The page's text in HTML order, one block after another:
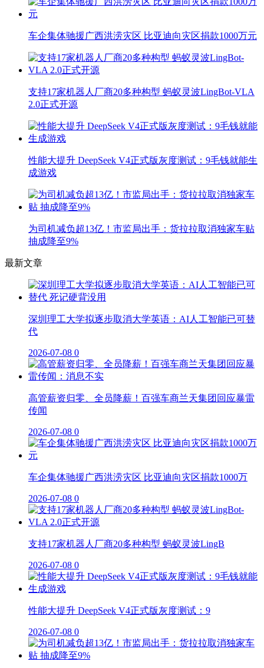
车企集体驰援广西洪涝灾区 比亚迪向灾区捐款1000万元
支持17家机器人厂商20多种构型 蚂蚁灵波LingBot-VLA
2.0正式开源
性能大提升 DeepSeek V4正式版灰度测试：9毛钱就能生
成游戏
为司机减负超13亿！市监局出手：货拉拉取消独家车贴
抽成降至9%
最新文章
深圳理工大学拟逐步取消大学英语：AI人工智能已可替
代
2026-07-08 0
高管薪资归零、全员降薪！百强车商兰天集团回应暴雷
传闻
2026-07-08 0
车企集体驰援广西洪涝灾区 比亚迪向灾区捐款1000万
2026-07-08 0
支持17家机器人厂商20多种构型 蚂蚁灵波LingB
2026-07-08 0
性能大提升 DeepSeek V4正式版灰度测试：9
2026-07-08 0